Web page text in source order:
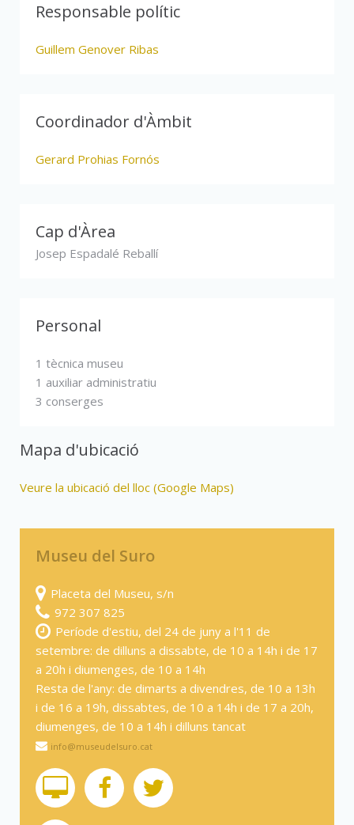
Responsable polític
Guillem Genover Ribas
Coordinador d'Àmbit
Gerard Prohias Fornós
Cap d'Àrea
Josep Espadalé Reballí
Personal
1 tècnica museu
1 auxiliar administratiu
3 conserges
Mapa d'ubicació
Veure la ubicació del lloc (Google Maps)
Museu del Suro
Placeta del Museu, s/n
972 307 825
Període d'estiu, del 24 de juny a l'11 de
setembre: de dilluns a dissabte, de 10 a 14h i de 17
a 20h i diumenges, de 10 a 14h
Resta de l'any: de dimarts a divendres, de 10 a 13h
i de 16 a 19h, dissabtes, de 10 a 14h i de 17 a 20h,
diumenges, de 10 a 14h i dilluns tancat
info@museudelsuro.cat